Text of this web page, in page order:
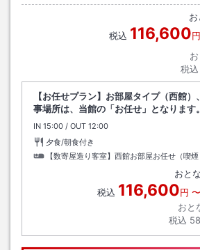
私鉄神戸電鉄（三田・有馬温泉行・約１５分）
え）→私鉄神戸電鉄（三田・有馬温泉行・約３
車徒歩３分 ②三宮→（神姫バス・新神戸駅経由
お
税込 116,600円
税込
【お任せプラン】お部屋タイプ（西館
事場所は、当館の「お任せ」となります。
IN チェックイン
15:00 / OUT チェックアウト
12:00
夕食/朝食付き
【数寄屋造り客室】西館お部屋お任せ（喫煙
おとな
税込 116,600円 〜
おと
税込